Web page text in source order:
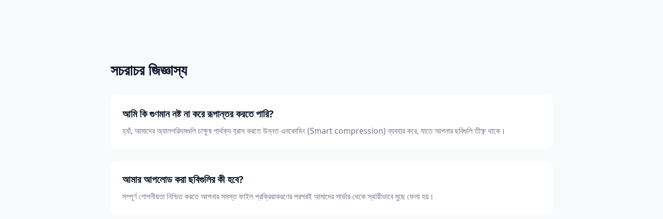
সচরাচর জিজ্ঞাস্য
আমি কি গুণমান নষ্ট না করে রূপান্তর করতে পারি?
হ্যাঁ, আমাদের অ্যালগরিদমগুলি চাক্ষুষ পার্থক্য হ্রাস করতে উন্নত এনকোডিং (Smart compression) ব্যবহার করে, যাতে আপনার ছবিগুলি তীক্ষ্ণ থাকে।
আমার আপলোড করা ছবিগুলির কী হবে?
সম্পূর্ণ গোপনীয়তা নিশ্চিত করতে আপনার সমস্ত ফাইল প্রক্রিয়াকরণের পরপরই আমাদের সার্ভার থেকে স্থায়ীভাবে মুছে ফেলা হয়।